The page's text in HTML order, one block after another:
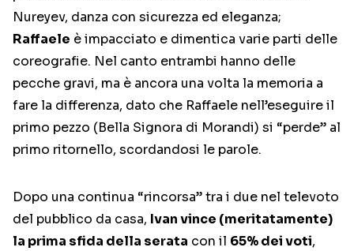
Nureyev, danza con sicurezza ed eleganza;
Raffaele è impacciato e dimentica varie parti delle
coreografie. Nel canto entrambi hanno delle
pecche gravi, ma è ancora una volta la memoria a
fare la differenza, dato che Raffaele nell’eseguire il
primo pezzo (Bella Signora di Morandi) si “perde” al
primo ritornello, scordandosi le parole.
Dopo una continua “rincorsa” tra i due nel televoto
del pubblico da casa, Ivan vince (meritatamente)
la prima sfida della serata con il 65% dei voti,